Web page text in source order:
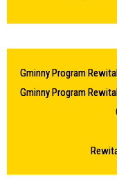
Gminny Program
Gminny Program